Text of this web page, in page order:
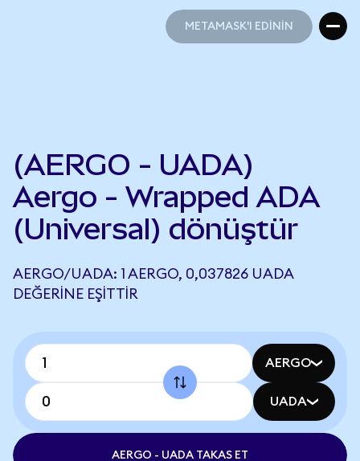
METAMASK'I EDİNİN
(AERGO - UADA)
Aergo - Wrapped ADA
(Universal) dönüştür
AERGO/UADA: 1 AERGO, 0,037826 UADA
DEĞERINE EŞITTIR
AERGO
UADA
AERGO - UADA TAKAS ET